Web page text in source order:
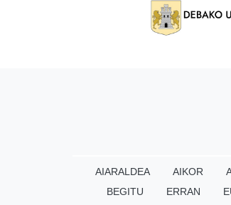
AIARALDEA AIKOR
BEGITU
ERRAN